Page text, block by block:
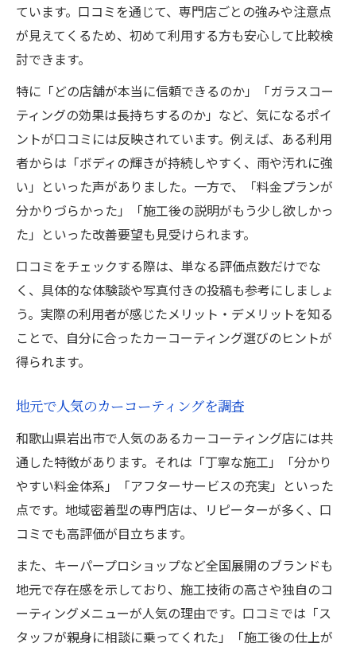
ています。口コミを通じて、専門店ごとの強みや注意点
が見えてくるため、初めて利用する方も安心して比較検
討できます。
特に「どの店舗が本当に信頼できるのか」「ガラスコー
ティングの効果は長持ちするのか」など、気になるポイ
ントが口コミには反映されています。例えば、ある利用
者からは「ボディの輝きが持続しやすく、雨や汚れに強
い」といった声がありました。一方で、「料金プランが
分かりづらかった」「施工後の説明がもう少し欲しかっ
た」といった改善要望も見受けられます。
口コミをチェックする際は、単なる評価点数だけでな
く、具体的な体験談や写真付きの投稿も参考にしましょ
う。実際の利用者が感じたメリット・デメリットを知る
ことで、自分に合ったカーコーティング選びのヒントが
得られます。
地元で人気のカーコーティングを調査
和歌山県岩出市で人気のあるカーコーティング店には共
通した特徴があります。それは「丁寧な施工」「分かり
やすい料金体系」「アフターサービスの充実」といった
点です。地域密着型の専門店は、リピーターが多く、口
コミでも高評価が目立ちます。
また、キーパープロショップなど全国展開のブランドも
地元で存在感を示しており、施工技術の高さや独自のコ
ーティングメニューが人気の理由です。口コミでは「ス
タッフが親身に相談に乗ってくれた」「施工後の仕上が